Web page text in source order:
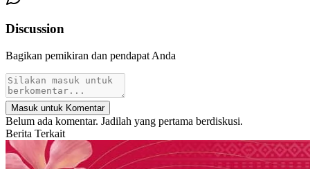
Discussion
Bagikan pemikiran dan pendapat Anda
Masuk untuk Komentar
Belum ada komentar. Jadilah yang pertama berdiskusi.
Berita Terkait